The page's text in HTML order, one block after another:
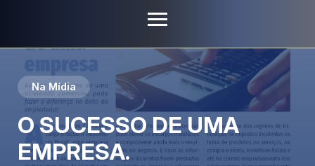
Na Mídia
O SUCESSO DE UMA
EMPRESA.